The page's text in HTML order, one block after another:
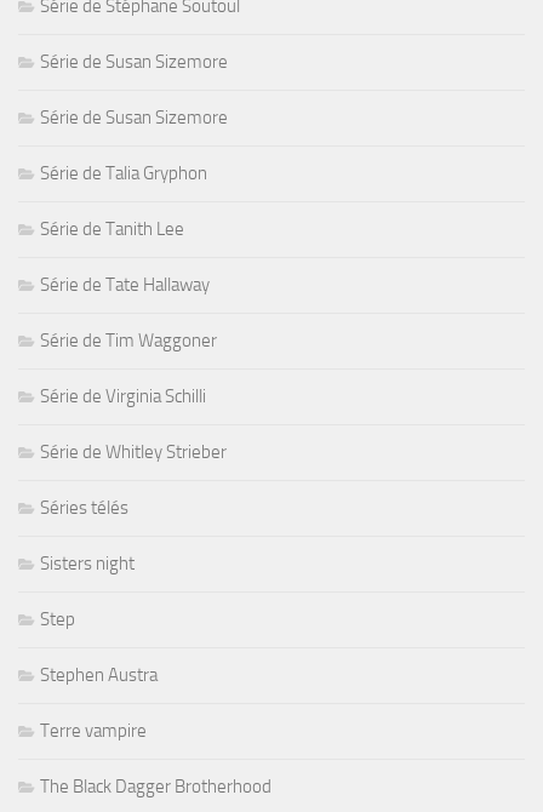
Série de Stéphane Soutoul
Série de Susan Sizemore
Série de Susan Sizemore
Série de Talia Gryphon
Série de Tanith Lee
Série de Tate Hallaway
Série de Tim Waggoner
Série de Virginia Schilli
Série de Whitley Strieber
Séries télés
Sisters night
Step
Stephen Austra
Terre vampire
The Black Dagger Brotherhood